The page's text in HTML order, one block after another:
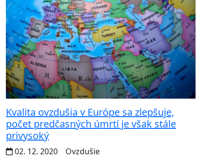
Kvalita ovzdušia v Európe sa zlepšuje,
počet predčasných úmrtí je však stále
privysoký
02. 12. 2020
Ovzdušie